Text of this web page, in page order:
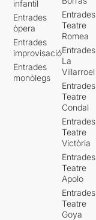
infantil
Entrades
òpera
Entrades
improvisació
Entrades
monòlegs
Entrades
Teatre
Romea
Entrades
La
Villarroel
Entrades
Teatre
Condal
Entrades
Teatre
Victòria
Entrades
Teatre
Apolo
Entrades
Teatre
Goya